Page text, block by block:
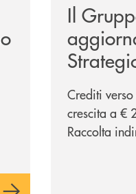
Il
2025
Crediti
crescita a €
Raccolta